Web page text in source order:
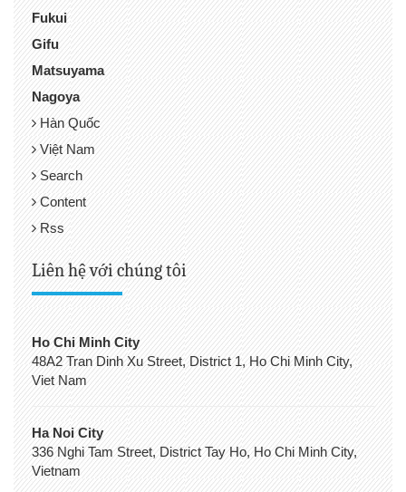
Fukui
Gifu
Matsuyama
Nagoya
Hàn Quốc
Việt Nam
Search
Content
Rss
Liên hệ với chúng tôi
Ho Chi Minh City
48A2 Tran Dinh Xu Street, District 1, Ho Chi Minh City,
Viet Nam
Ha Noi City
336 Nghi Tam Street, District Tay Ho, Ho Chi Minh City,
Vietnam